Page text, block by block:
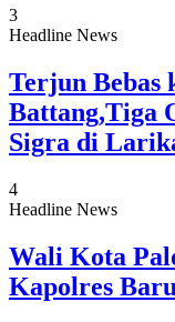
3
Headline News
Terjun Bebas
Battang,Tiga
Sigra di
4
Headline News
Wali Kota
Kapolres Baru